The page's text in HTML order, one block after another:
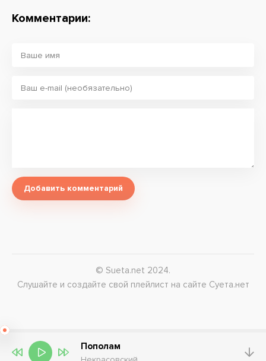
Комментарии:
Добавить комментарий
© Sueta.net 2024.
Слушайте и создайте свой плейлист на сайте Суета.нет
Пополам